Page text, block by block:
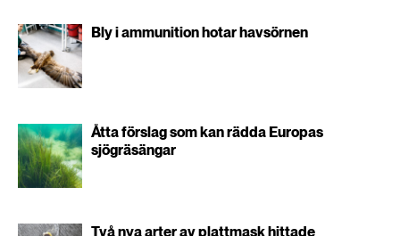
Bly i ammunition hotar havsörnen
Åtta förslag som kan rädda Europas
sjögräsängar
Två nya arter av plattmask hittade